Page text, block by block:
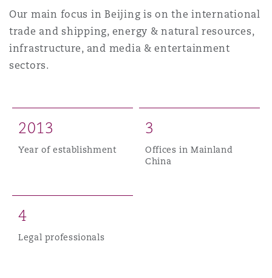
Entretien, réparation et
Droit réglementaire
Couverture d’assurance
Risques politiques et crédit
Responsabilité du fabricant
Jersey
County
The St Botolph Building
Our main focus in Beijing is on the international
trade and shipping, energy & natural resources,
infrastructure, and media & entertainment
sectors.
2013
Year of establishment
3
Offices in Mainland
China
4
Legal professionals